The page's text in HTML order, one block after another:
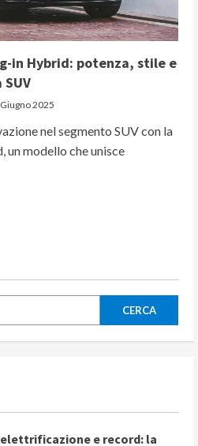
in Hybrid: potenza, stile e
2025
nel segmento SUV con la
un modello che unisce
CERCA
elettrificazione e record: la